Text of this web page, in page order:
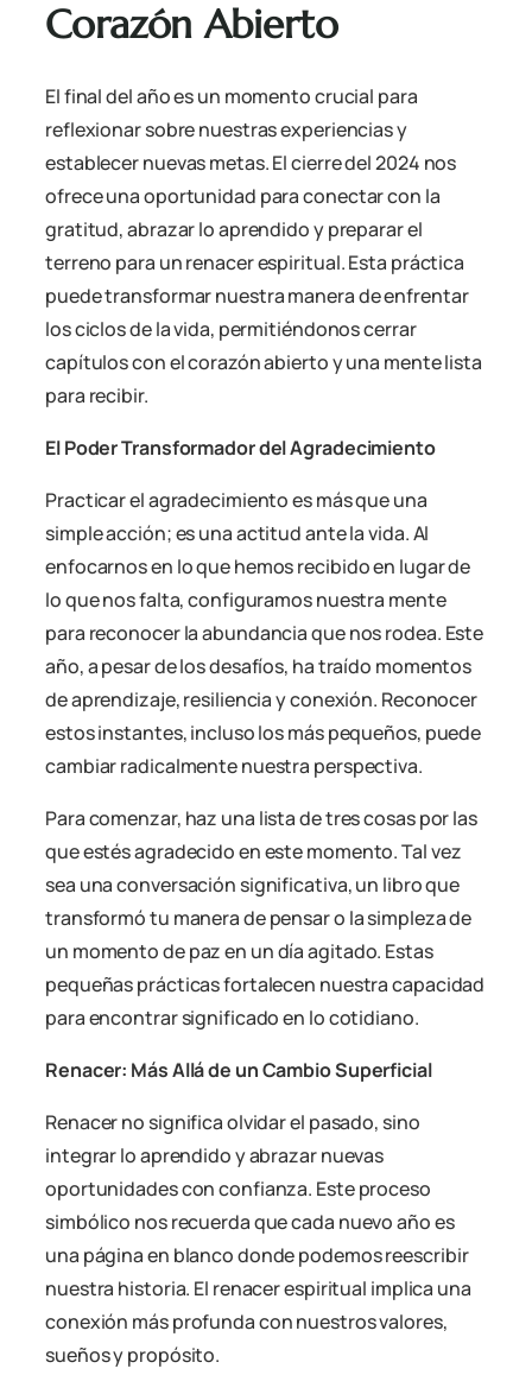
Corazón Abierto
El final del año es un momento crucial para
reflexionar sobre nuestras experiencias y
establecer nuevas metas. El cierre del 2024 nos
ofrece una oportunidad para conectar con la
gratitud, abrazar lo aprendido y preparar el
terreno para un renacer espiritual. Esta práctica
puede transformar nuestra manera de enfrentar
los ciclos de la vida, permitiéndonos cerrar
capítulos con el corazón abierto y una mente lista
para recibir.
El Poder Transformador del Agradecimiento
Practicar el agradecimiento es más que una
simple acción; es una actitud ante la vida. Al
enfocarnos en lo que hemos recibido en lugar de
lo que nos falta, configuramos nuestra mente
para reconocer la abundancia que nos rodea. Este
año, a pesar de los desafíos, ha traído momentos
de aprendizaje, resiliencia y conexión. Reconocer
estos instantes, incluso los más pequeños, puede
cambiar radicalmente nuestra perspectiva.
Para comenzar, haz una lista de tres cosas por las
que estés agradecido en este momento. Tal vez
sea una conversación significativa, un libro que
transformó tu manera de pensar o la simpleza de
un momento de paz en un día agitado. Estas
pequeñas prácticas fortalecen nuestra capacidad
para encontrar significado en lo cotidiano.
Renacer: Más Allá de un Cambio Superficial
Renacer no significa olvidar el pasado, sino
integrar lo aprendido y abrazar nuevas
oportunidades con confianza. Este proceso
simbólico nos recuerda que cada nuevo año es
una página en blanco donde podemos reescribir
nuestra historia. El renacer espiritual implica una
conexión más profunda con nuestros valores,
sueños y propósito.